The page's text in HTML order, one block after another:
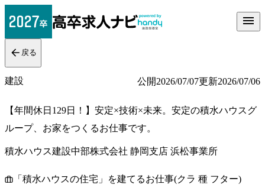
戻る
建設 公開2026/07/07更新2026/07/06
【年間休日129日！】安定×技術×未来。安定の積水ハウスグ
ループ、お家をつくるお仕事です。
積水ハウス建設中部株式会社 静岡支店 浜松事業所
「積水ハウスの住宅」を建てるお仕事(クラ 種 フター)